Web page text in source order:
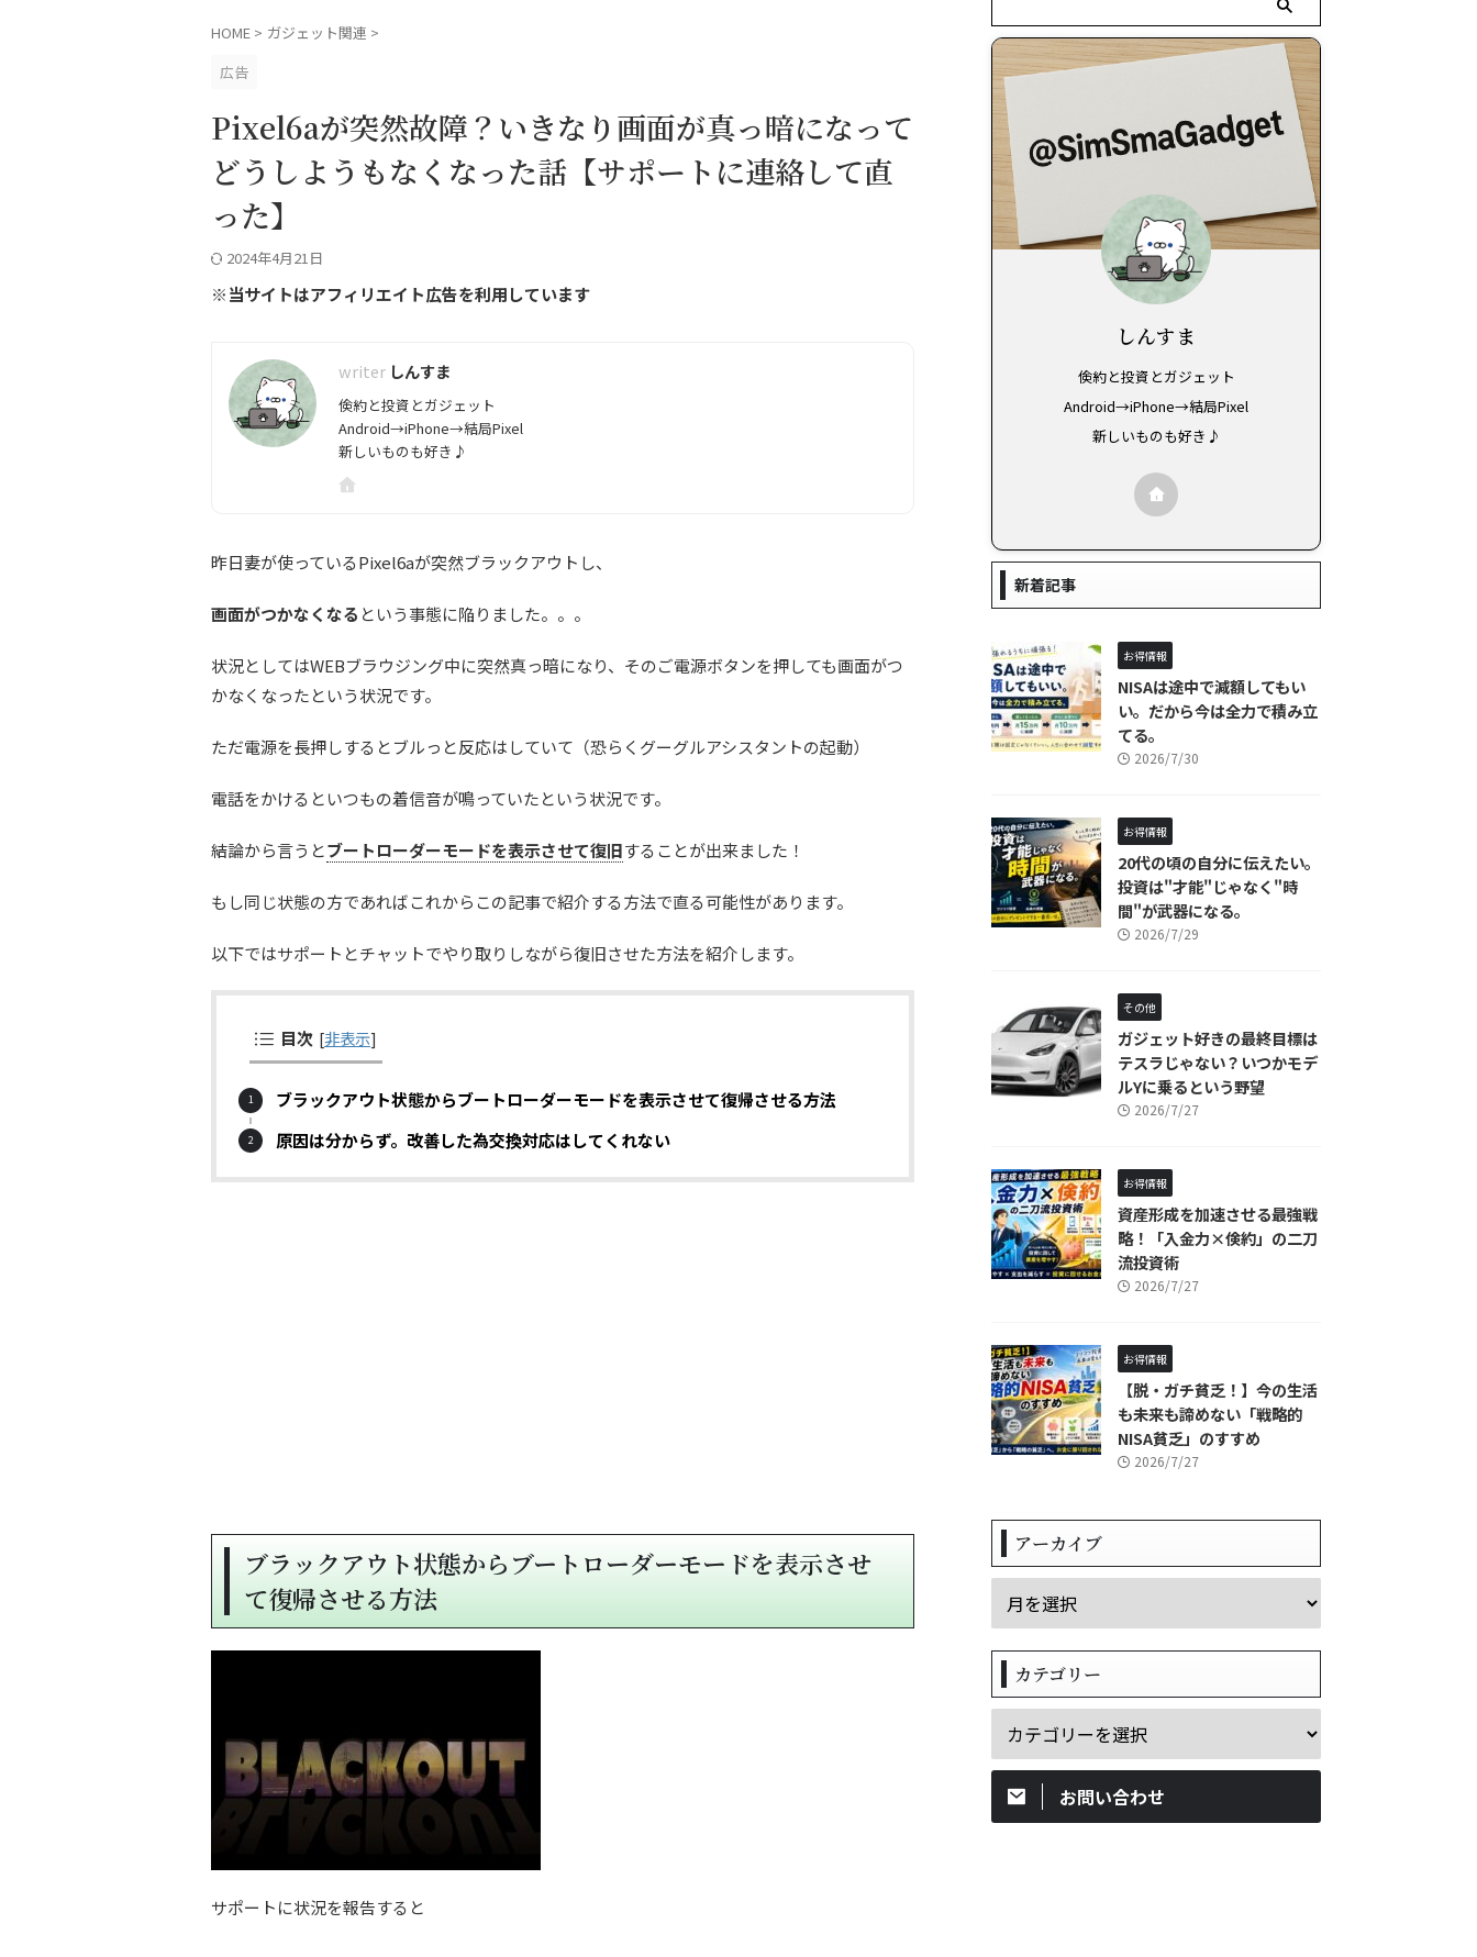
HOME > ガジェット関連 >
広告
Pixel6aが突然故障？いきなり画面が真っ暗になって
どうしようもなくなった話【サポートに連絡して直
った】
2024年4月21日
※当サイトはアフィリエイト広告を利用しています
しんすま
倹約と投資とガジェット
Android→iPhone→結局Pixel
新しいものも好き♪
昨日妻が使っているPixel6aが突然ブラックアウトし、
画面がつかなくなる という事態に陥りました。。。
状況としてはWEBブラウジング中に突然真っ暗になり、そのご電源ボタンを押しても画面がつ
かなくなったという状況です。
ただ電源を長押しするとブルっと反応はしていて（恐らくグーグルアシスタントの起動）
電話をかけるといつもの着信音が鳴っていたという状況です。
結論から言うとブートローダーモードを表示させて復旧することが出来ました！
もし同じ状態の方であればこれからこの記事で紹介する方法で直る可能性があります。
以下ではサポートとチャットでやり取りしながら復旧させた方法を紹介します。
目次 [非表示]
ブラックアウト状態からブートローダーモードを表示させて復帰させる方法
原因は分からず。改善した為交換対応はしてくれない
ブラックアウト状態からブートローダーモードを表示させ
て復帰させる方法
サポートに状況を報告すると
しんすま
倹約と投資とガジェット
Android→iPhone→結局Pixel
新しいものも好き♪
新着記事
お得情報
NISAは途中で減額してもい
い。だから今は全力で積み立
てる。
2026/7/30
お得情報
20代の頃の自分に伝えたい。
投資は"才能"じゃなく"時
間"が武器になる。
2026/7/29
その他
ガジェット好きの最終目標は
テスラじゃない？いつかモデ
ルYに乗るという野望
2026/7/27
お得情報
資産形成を加速させる最強戦
略！「入金力×倹約」の二刀
流投資術
2026/7/27
お得情報
【脱・ガチ貧乏！】今の生活
も未来も諦めない「戦略的
NISA貧乏」のすすめ
2026/7/27
アーカイブ
カテゴリー
お問い合わせ